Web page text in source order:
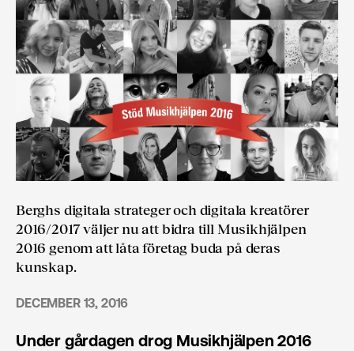
Berghs digitala strateger och digitala kreatörer
2016/2017 väljer nu att bidra till Musikhjälpen
2016 genom att låta företag buda på deras
kunskap.
DECEMBER 13, 2016
Under gårdagen drog Musikhjälpen 2016